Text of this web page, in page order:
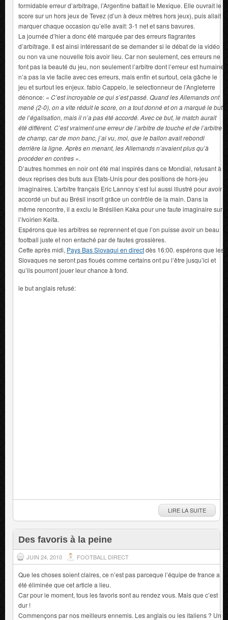
formidable erreur d’arbitrage, l’Argentine battait le Mexique. Elle ouvrait le
score sur un hors jeux de Tevez (d’un à deux mètres hors jeux), puis allait
marquer chaque occasion qu’elle avait: 3-1 net et sans bavures.
La journée d’hier a donc été marquée par des erreurs flagrantes
d’arbitrage. Il est ainsi intéressant de se demander si le débat de la vidéo
ou non va une nouvelle fois avoir lieu. Car non seulement, ces erreurs ne
font pas la beauté du jeu, non seulement l’arbitre dont l’erreur est humaine
n’a pas la vie facile avec ces erreurs, mais enfin et surtout, cela gâche le
jeu et surtout les enjeux. fabio Cappelo, le selectionneur de l’Angleterre
dénonce: « C’est incroyable ce qui s’est passé. Quand les Allemands ont
mené (2-0), on a vite réduit le score, on a tout donné et on a marqué le but
de l’égalisation, mais il n’a pas été accordé. Avec ce but, le match aurait
été différent. C’est vraiment une erreur de l’arbitre de touche et de l’arbitre
de champ, car de mon banc, j’ai vu, moi, que le ballon avait rebondi
derrière la ligne. Après en menant, les Allemands n’avaient plus qu’à
procéder en contres ».
D’autres hommes en noir ont été mal inspirés dans ce Mondial, refusant à
deux reprises des buts aux Etats-Unis pour des positions de hors-jeu
imaginaires. L’arbitre français Eric Lannoy s’est lui aussi illustré pour avoir
accordé un but au Brésil inscrit grâce un contrôle de la main. Dans la
même rencontre, il a exclu le Brésilien Kaka pour une faute imaginaire sur
l’Ivoirien Keita.
Espérons que les arbitres se reprennent et que l’on puisse avoir un beau
football juste et non entaché par de fautes grossières.
Cette après midi, Pays Bas Slovaqui en directdès 16:00. espérons que les
Slovaques ne seront pas floués comme certains ont pu l’être jusqu’ici et
qu’ils pourront jouer leur chance à fond.
le but anglais refusé:
LIRE LA SUITE
Des favoris à la peine
JUIN 24, 2010 FOOTBALL DIRECT
Que les choses soient claires, ce n’est pas parceque l’équipe de france a
été éliminée que cet article a lieu.
Car pour le moment, tous les favoris sont au rendez vous. Mais que c’est
dur !
Commençons par nos meilleurs ennemis. Les anglais ou les italiens ? Un